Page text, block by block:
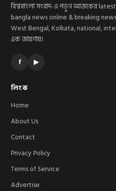
বিশ্ববাংলা সংবাদ-এ পড়ুন আজকের
bangla news online & breaking
West Bengal, Kolkata, national,
এক জায়গায়।
f ▶
লিংক
Home
About Us
Contact
Privacy Policy
Terms of Service
Advertise